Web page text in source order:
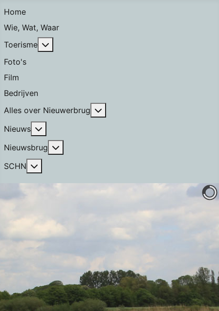
Home
Wie, Wat, Waar
Toerisme
Foto's
Film
Bedrijven
Alles over Nieuwerbrug
Nieuws
Nieuwsbrug
SCHN